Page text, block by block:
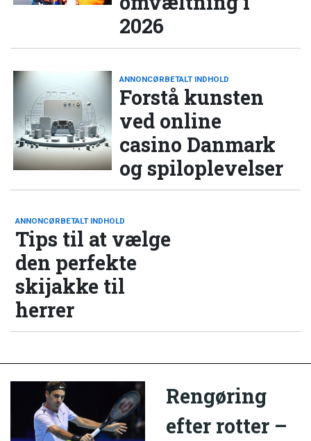
2026
ANNONCØRBETALT INDHOLD
Forstå kunsten
ved online
casino Danmark
og spiloplevelser
ANNONCØRBETALT INDHOLD
Tips til at vælge
den perfekte
skijakke til
herrer
Rengøring
efter rotter –